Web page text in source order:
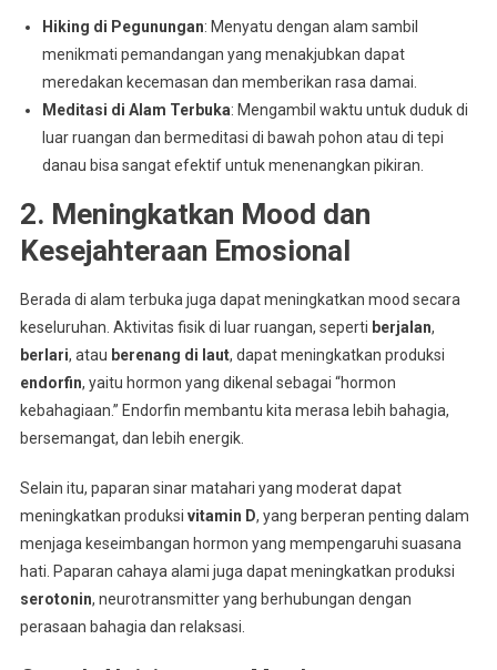
Hiking di Pegunungan: Menyatu dengan alam sambil
menikmati pemandangan yang menakjubkan dapat
meredakan kecemasan dan memberikan rasa damai.
Meditasi di Alam Terbuka: Mengambil waktu untuk duduk di
luar ruangan dan bermeditasi di bawah pohon atau di tepi
danau bisa sangat efektif untuk menenangkan pikiran.
2. Meningkatkan Mood dan
Kesejahteraan Emosional
Berada di alam terbuka juga dapat meningkatkan mood secara
keseluruhan. Aktivitas fisik di luar ruangan, seperti berjalan,
berlari, atau berenang di laut, dapat meningkatkan produksi
endorfin, yaitu hormon yang dikenal sebagai “hormon
kebahagiaan.” Endorfin membantu kita merasa lebih bahagia,
bersemangat, dan lebih energik.
Selain itu, paparan sinar matahari yang moderat dapat
meningkatkan produksi vitamin D, yang berperan penting dalam
menjaga keseimbangan hormon yang mempengaruhi suasana
hati. Paparan cahaya alami juga dapat meningkatkan produksi
serotonin, neurotransmitter yang berhubungan dengan
perasaan bahagia dan relaksasi.